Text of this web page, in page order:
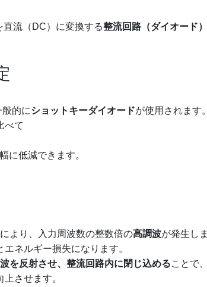
流（DC）に変換する整流回路（ダイオード）
的にショットキーダイオードが使用されます。
べて
に低減できます。
より、入力周波数の整数倍の高調波が発生しま
ネルギー損失になります。
を反射させ、整流回路内に閉じ込めることで、
させます。